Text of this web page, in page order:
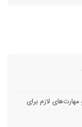
لازم برای